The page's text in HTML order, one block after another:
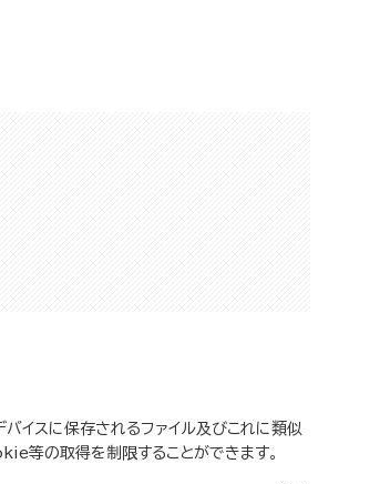
バイスに保存されるファイル及びこれに類似
等の取得を制限することができます。